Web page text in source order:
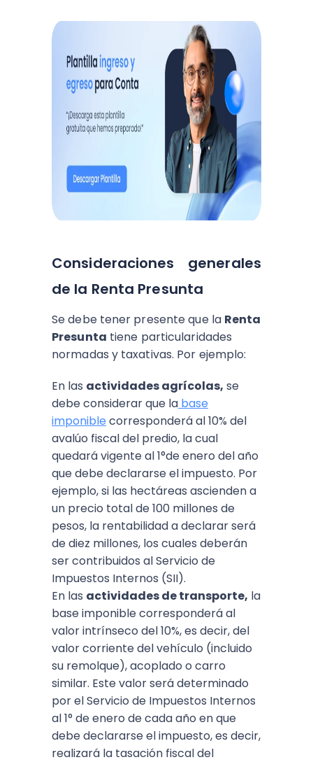
Consideraciones generales
de la Renta Presunta
Se debe tener presente que la Renta
Presunta tiene particularidades
normadas y taxativas. Por ejemplo:
En las actividades agrícolas, se
debe considerar que la base
imponible corresponderá al 10% del
avalúo fiscal del predio, la cual
quedará vigente al 1°de enero del año
que debe declararse el impuesto. Por
ejemplo, si las hectáreas ascienden a
un precio total de 100 millones de
pesos, la rentabilidad a declarar será
de diez millones, los cuales deberán
ser contribuidos al Servicio de
Impuestos Internos (SII).
En las actividades de transporte, la
base imponible corresponderá al
valor intrínseco del 10%, es decir, del
valor corriente del vehículo (incluido
su remolque), acoplado o carro
similar. Este valor será determinado
por el Servicio de Impuestos Internos
al 1° de enero de cada año en que
debe declararse el impuesto, es decir,
realizará la tasación fiscal del